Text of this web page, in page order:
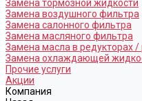
Замена тормозной жидкости
Замена воздушного фильтра
Замена салонного фильтра
Замена масляного фильтра
Замена масла в редукторах /
Замена охлаждающей
Прочие услуги
Акции
Компания